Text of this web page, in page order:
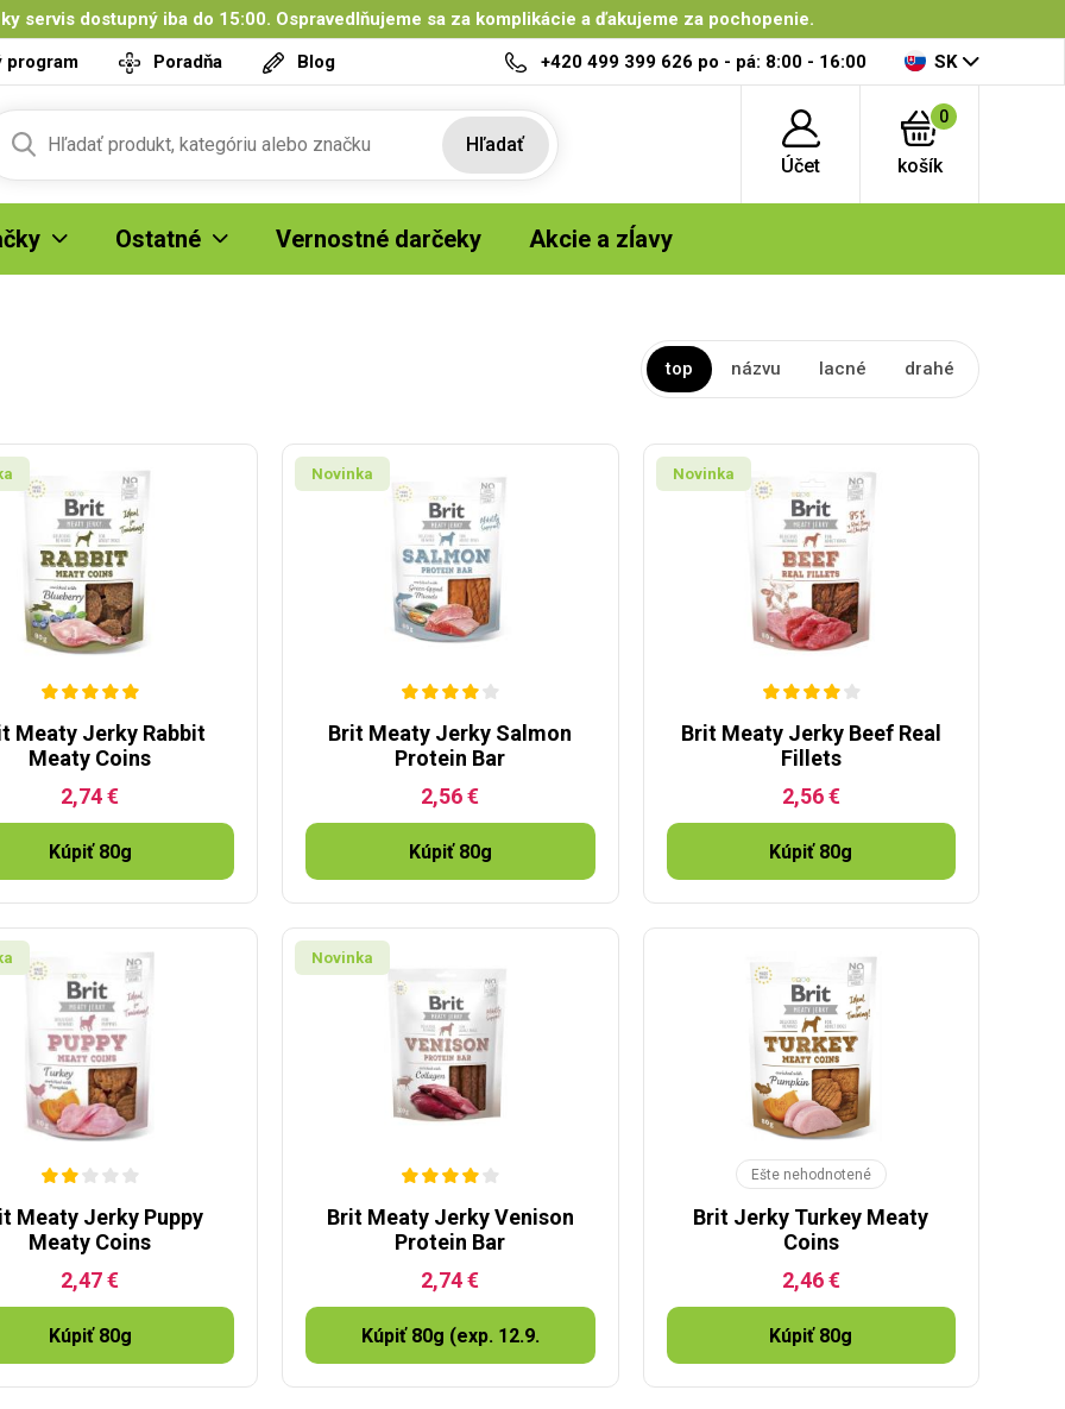
servis dostupný iba do 15:00. Ospravedlňujeme sa za komplikácie a ďakujeme za pochopenie.
program
Poradňa Blog +420 499 399 626 po - pá: 8:00 - 16:00 SK
Hľadať
Účet
0
košík
Ostatné Vernostné darčeky Akcie a zĺavy
top názvu lacné drahé
Meaty Jerky Rabbit
Meaty Coins
2,74 €
Kúpiť 80g
Novinka
Brit Meaty Jerky Salmon
Protein Bar
2,56 €
Kúpiť 80g
Novinka
Brit Meaty Jerky Beef Real
Fillets
2,56 €
Kúpiť 80g
Meaty Jerky Puppy
Meaty Coins
2,47 €
Kúpiť 80g
Novinka
Brit Meaty Jerky Venison
Protein Bar
2,74 €
Kúpiť 80g (exp. 12.9.
Ešte nehodnotené
Brit Jerky Turkey Meaty
Coins
2,46 €
Kúpiť 80g